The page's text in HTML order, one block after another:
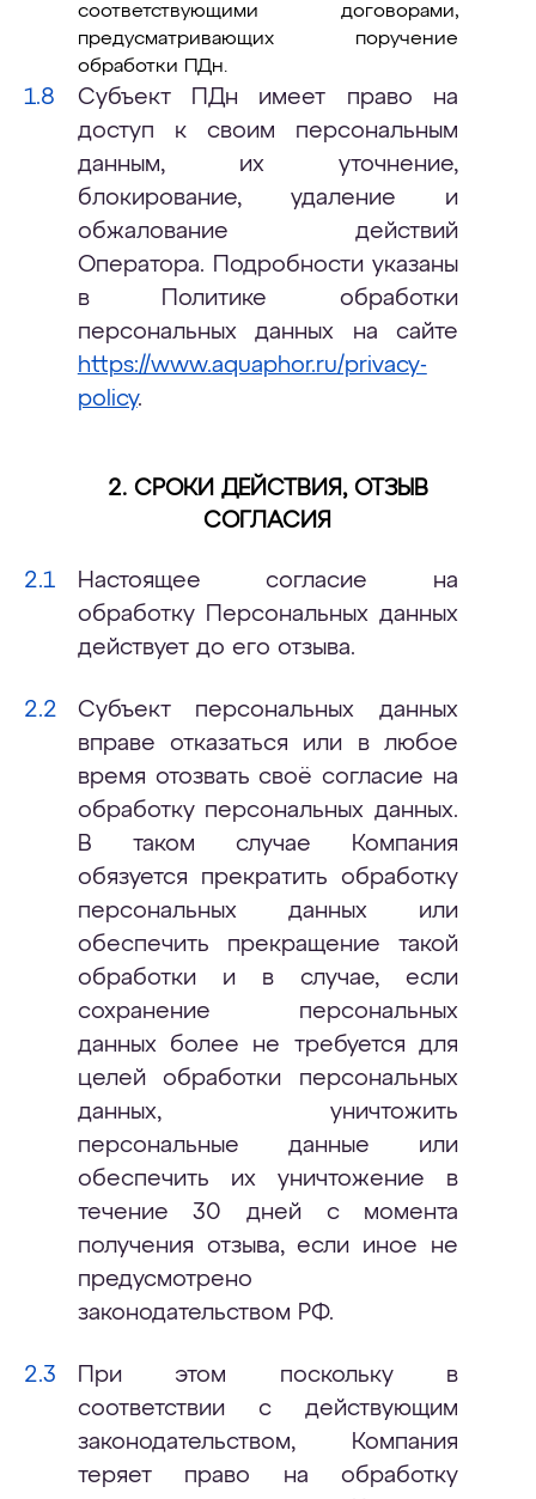
соответствующими договорами,
предусматривающих поручение
обработки ПДн.
Субъект ПДн имеет право на
доступ к своим персональным
данным, их уточнение,
блокирование, удаление и
обжалование действий
Оператора. Подробности указаны
в Политике обработки
персональных данных на сайте
https://www.aquaphor.ru/privacy-
policy.
2. СРОКИ ДЕЙСТВИЯ, ОТЗЫВ
СОГЛАСИЯ
Настоящее согласие на
обработку Персональных данных
действует до его отзыва.
Субъект персональных данных
вправе отказаться или в любое
время отозвать своё согласие на
обработку персональных данных.
В таком случае Компания
обязуется прекратить обработку
персональных данных или
обеспечить прекращение такой
обработки и в случае, если
сохранение персональных
данных более не требуется для
целей обработки персональных
данных, уничтожить
персональные данные или
обеспечить их уничтожение в
течение 30 дней с момента
получения отзыва, если иное не
предусмотрено
законодательством РФ.
При этом поскольку в
соответствии с действующим
законодательством, Компания
теряет право на обработку